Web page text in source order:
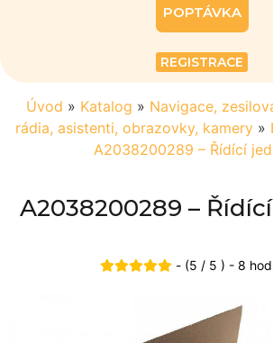
POPTÁVKA
REGISTRACE
Úvod » Katalog » Navigace,
rádia, asistenti, obrazovky, kamery »
A2038200289 – Řídící
A2038200289 –
- (5 / 5 ) - 8